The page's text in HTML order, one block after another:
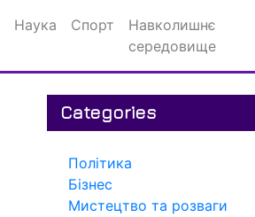
Наука Спорт
Навколишнє
середовище
Categories
Політика
Бізнес
Мистецтво та розваги